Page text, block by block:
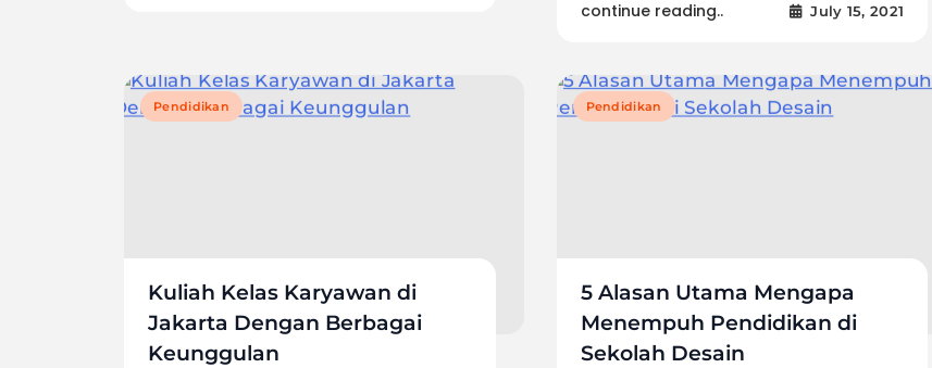
continue reading.. July 15, 2021
Pendidikan
Kuliah Kelas Karyawan di
Jakarta Dengan Berbagai
Keunggulan
Pendidikan
5 Alasan Utama Mengapa
Menempuh Pendidikan di
Sekolah Desain